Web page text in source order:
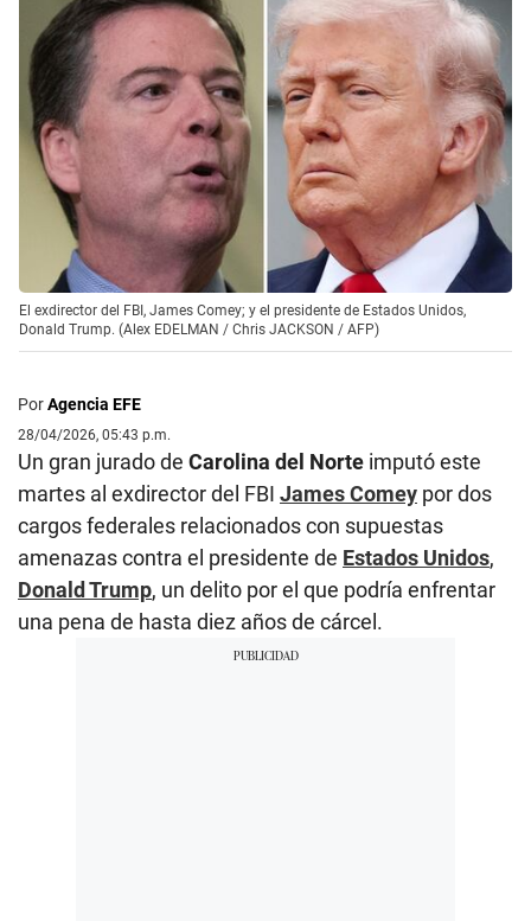
El exdirector del FBI, James Comey; y el presidente de Estados Unidos,
Donald Trump. (Alex EDELMAN / Chris JACKSON / AFP)
PorAgencia EFE
28/04/2026, 05:43 p.m.
Un gran jurado de Carolina del Norte imputó este
martes al exdirector del FBI James Comey por dos
cargos federales relacionados con supuestas
amenazas contra el presidente de Estados Unidos,
Donald Trump, un delito por el que podría enfrentar
una pena de hasta diez años de cárcel.